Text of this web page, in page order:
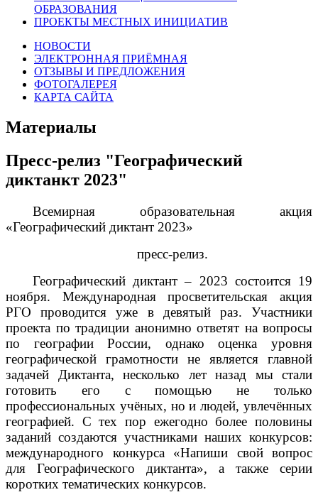
ОБРАЗОВАНИЯ
ПРОЕКТЫ МЕСТНЫХ ИНИЦИАТИВ
НОВОСТИ
ЭЛЕКТРОННАЯ ПРИЁМНАЯ
ОТЗЫВЫ И ПРЕДЛОЖЕНИЯ
ФОТОГАЛЕРЕЯ
КАРТА САЙТА
Материалы
Пресс-релиз "Географический
диктанкт 2023"
Всемирная образовательная акция
«Географический диктант 2023»
пресс-релиз.
Географический диктант – 2023 состоится 19
ноября. Международная просветительская акция
РГО проводится уже в девятый раз. Участники
проекта по традиции анонимно ответят на вопросы
по географии России, однако оценка уровня
географической грамотности не является главной
задачей Диктанта, несколько лет назад мы стали
готовить его с помощью не только
профессиональных учёных, но и людей, увлечённых
географией. С тех пор ежегодно более половины
заданий создаются участниками наших конкурсов:
международного конкурса «Напиши свой вопрос
для Географического диктанта», а также серии
коротких тематических конкурсов.